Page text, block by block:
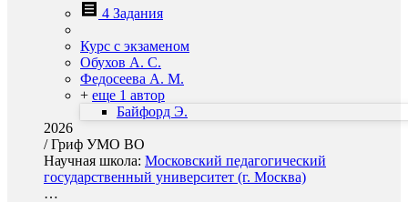
4 Задания
Курс с экзаменом
Обухов А. С.
Федосеева А. М.
+ еще 1 автор
Байфорд Э.
2026
/Гриф УМО ВО
Научная школа: Московский педагогический
государственный университет (г. Москва)
…